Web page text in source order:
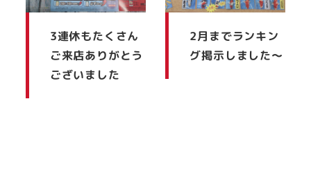
3連休もたくさん
ご来店ありがとう
ございました
2月までランキン
グ掲示しました～